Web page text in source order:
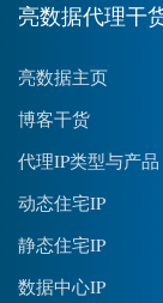
亮数据代理干
亮数据主页
博客干货
代理IP类型与产品
动态住宅IP
静态住宅IP
数据中心IP